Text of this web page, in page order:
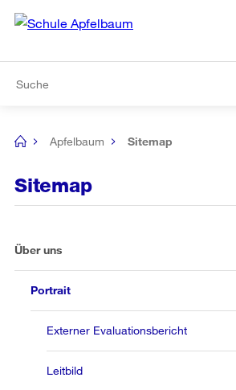
Navigation
[no
Apfelbaum Sitemap
Sitemap
Über uns
Portrait
Externer Evaluationsbericht
Leitbild